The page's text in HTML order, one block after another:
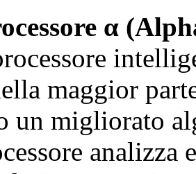
α
maggior
un migliorato
analizza